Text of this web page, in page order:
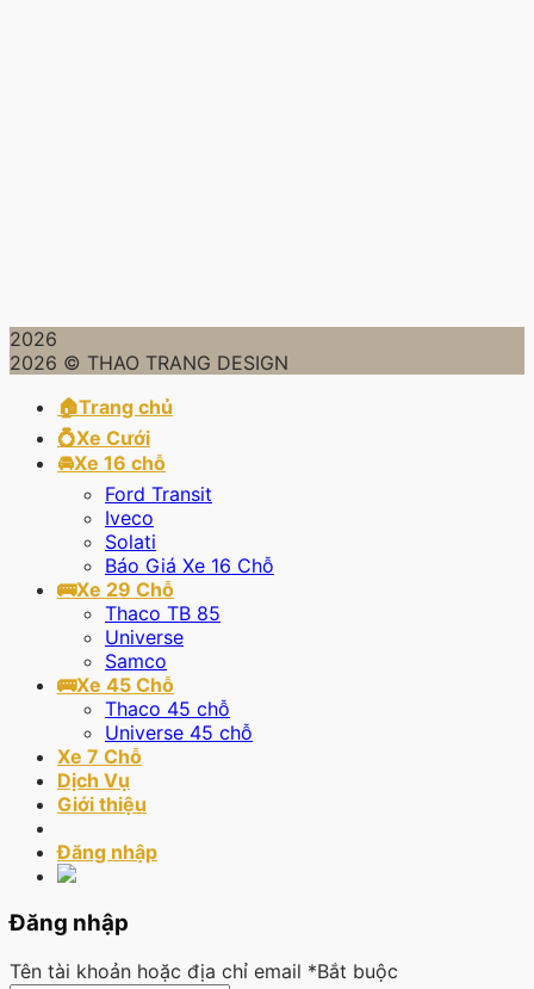
2026
2026 © THAO TRANG DESIGN
🏠Trang chủ
💍Xe Cưới
🚘Xe 16 chỗ
Ford Transit
Iveco
Solati
Báo Giá Xe 16 Chỗ
🚌Xe 29 Chỗ
Thaco TB 85
Universe
Samco
🚌Xe 45 Chỗ
Thaco 45 chỗ
Universe 45 chỗ
Xe 7 Chỗ
Dịch Vụ
Giới thiệu
Đăng nhập
Đăng nhập
Tên tài khoản hoặc địa chỉ email *Bắt buộc